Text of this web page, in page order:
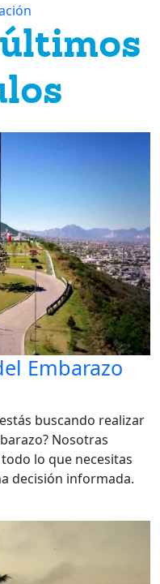
Embarazo
buscando realizar
Nosotras
lo que necesitas
decisión informada.